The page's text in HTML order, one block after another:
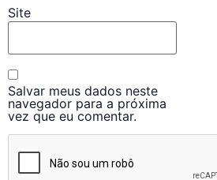
Site
Salvar meus dados neste
navegador para a próxima
vez que eu comentar.